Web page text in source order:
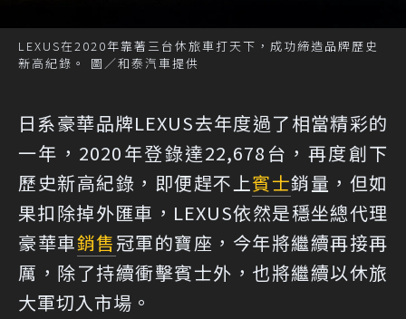
LEXUS在2020年靠著三台休旅車打天下，成功締造品牌歷史
新高紀錄。 圖／和泰汽車提供
日系豪華品牌LEXUS去年度過了相當精彩的
一年，2020年登錄達22,678台，再度創下
歷史新高紀錄，即便趕不上賓士銷量，但如
果扣除掉外匯車，LEXUS依然是穩坐總代理
豪華車銷售冠軍的寶座，今年將繼續再接再
厲，除了持續衝擊賓士外，也將繼續以休旅
大軍切入市場。